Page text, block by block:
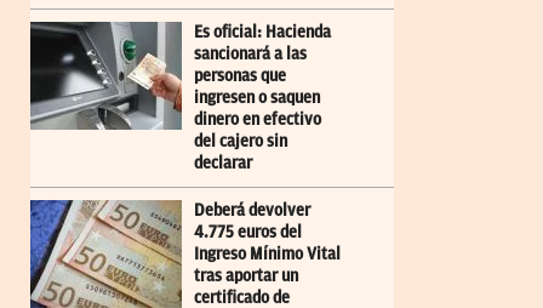
Es oficial: Hacienda
sancionará a las
personas que
ingresen o saquen
dinero en efectivo
del cajero sin
declarar
Deberá devolver
4.775 euros del
Ingreso Mínimo Vital
tras aportar un
certificado de